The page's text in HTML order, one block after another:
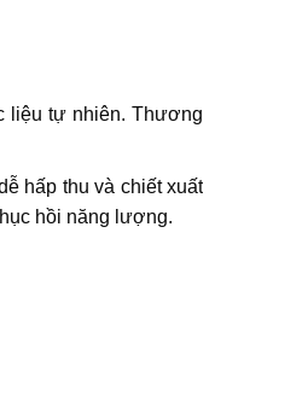
liệu tự nhiên. Thương
hấp thu và chiết xuất
hồi năng lượng.